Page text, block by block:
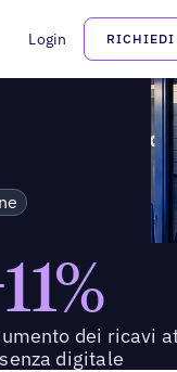
Login RICHIEDI
dei ricavi
digitale